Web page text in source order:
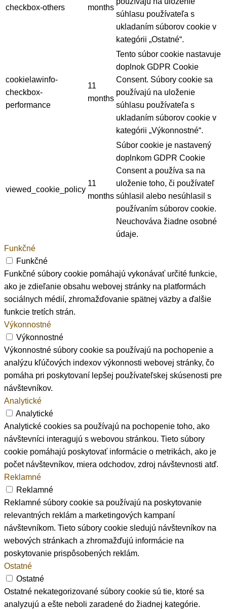
checkbox-others
months
súhlasu používateľa s
ukladaním súborov cookie v
kategórii „Ostatné“.
cookielawinfo-
checkbox-
performance
11
months
Tento súbor cookie nastavuje
doplnok GDPR Cookie
Consent. Súbory cookie sa
používajú na uloženie
súhlasu používateľa s
ukladaním súborov cookie v
kategórii „Výkonnostné“.
viewed_cookie_policy
11
months
Súbor cookie je nastavený
doplnkom GDPR Cookie
Consent a používa sa na
uloženie toho, či používateľ
súhlasil alebo nesúhlasil s
používaním súborov cookie.
Neuchováva žiadne osobné
údaje.
Funkčné
Funkčné
Funkčné súbory cookie pomáhajú vykonávať určité funkcie,
ako je zdieľanie obsahu webovej stránky na platformách
sociálnych médií, zhromažďovanie spätnej väzby a ďalšie
funkcie tretích strán.
Výkonnostné
Výkonnostné
Výkonnostné súbory cookie sa používajú na pochopenie a
analýzu kľúčových indexov výkonnosti webovej stránky, čo
pomáha pri poskytovaní lepšej používateľskej skúsenosti pre
návštevníkov.
Analytické
Analytické
Analytické cookies sa používajú na pochopenie toho, ako
návštevníci interagujú s webovou stránkou. Tieto súbory
cookie pomáhajú poskytovať informácie o metrikách, ako je
počet návštevníkov, miera odchodov, zdroj návštevnosti atď.
Reklamné
Reklamné
Reklamné súbory cookie sa používajú na poskytovanie
relevantných reklám a marketingových kampaní
návštevníkom. Tieto súbory cookie sledujú návštevníkov na
webových stránkach a zhromažďujú informácie na
poskytovanie prispôsobených reklám.
Ostatné
Ostatné
Ostatné nekategorizované súbory cookie sú tie, ktoré sa
analyzujú a ešte neboli zaradené do žiadnej kategórie.